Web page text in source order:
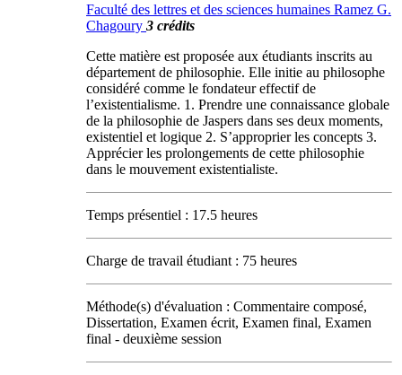
Faculté des lettres et des sciences humaines Ramez G.
Chagoury 3 crédits
Cette matière est proposée aux étudiants inscrits au
département de philosophie. Elle initie au philosophe
considéré comme le fondateur effectif de
l’existentialisme. 1. Prendre une connaissance globale
de la philosophie de Jaspers dans ses deux moments,
existentiel et logique 2. S’approprier les concepts 3.
Apprécier les prolongements de cette philosophie
dans le mouvement existentialiste.
Temps présentiel : 17.5 heures
Charge de travail étudiant : 75 heures
Méthode(s) d'évaluation : Commentaire composé,
Dissertation, Examen écrit, Examen final, Examen
final - deuxième session